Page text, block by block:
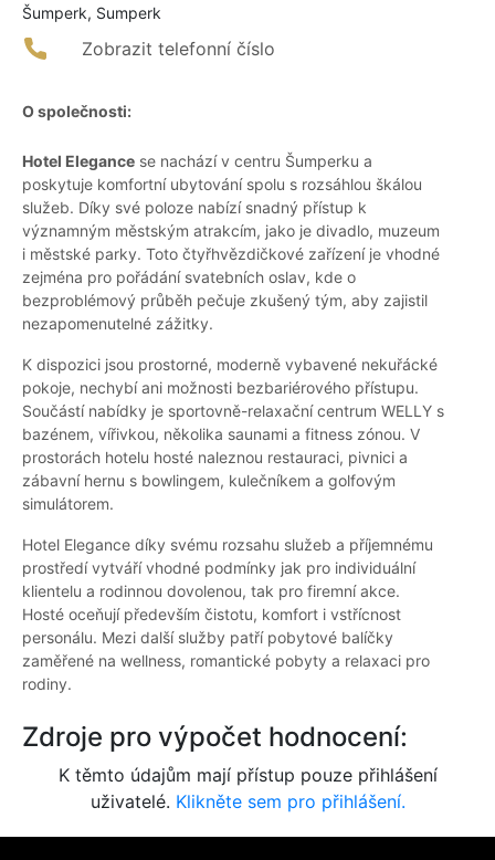
Šumperk, Sumperk
Zobrazit telefonní číslo
O společnosti:
Hotel Elegance se nachází v centru Šumperku a
poskytuje komfortní ubytování spolu s rozsáhlou škálou
služeb. Díky své poloze nabízí snadný přístup k
významným městským atrakcím, jako je divadlo, muzeum
i městské parky. Toto čtyřhvězdičkové zařízení je vhodné
zejména pro pořádání svatebních oslav, kde o
bezproblémový průběh pečuje zkušený tým, aby zajistil
nezapomenutelné zážitky.
K dispozici jsou prostorné, moderně vybavené nekuřácké
pokoje, nechybí ani možnosti bezbariérového přístupu.
Součástí nabídky je sportovně-relaxační centrum WELLY s
bazénem, vířivkou, několika saunami a fitness zónou. V
prostorách hotelu hosté naleznou restauraci, pivnici a
zábavní hernu s bowlingem, kulečníkem a golfovým
simulátorem.
Hotel Elegance díky svému rozsahu služeb a příjemnému
prostředí vytváří vhodné podmínky jak pro individuální
klientelu a rodinnou dovolenou, tak pro firemní akce.
Hosté oceňují především čistotu, komfort i vstřícnost
personálu. Mezi další služby patří pobytové balíčky
zaměřené na wellness, romantické pobyty a relaxaci pro
rodiny.
Zdroje pro výpočet hodnocení:
K těmto údajům mají přístup pouze přihlášení
uživatelé. Klikněte sem pro přihlášení.